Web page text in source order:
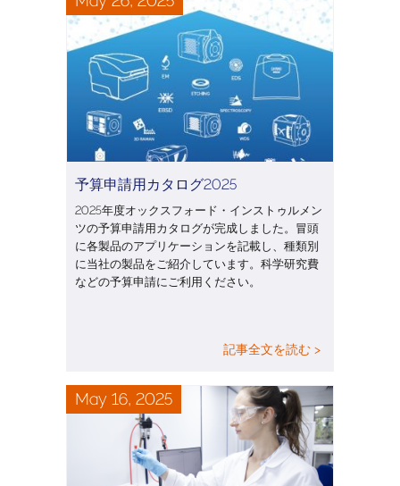
予算申請用カタログ2025
2025年度オックスフォード・インストゥルメン
ツの予算申請用カタログが完成しました。冒頭
に各製品のアプリケーションを記載し、種類別
に当社の製品をご紹介しています。科学研究費
などの予算申請にご利用ください。
記事全文を読む >
May 16, 2025